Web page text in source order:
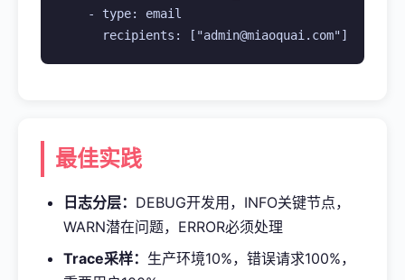
    - type: email
      recipients: ["admin@miaoquai.com"]
最佳实践
日志分层： DEBUG开发用，INFO关键节点，
WARN潜在问题，ERROR必须处理
Trace采样： 生产环境10%，错误请求100%，